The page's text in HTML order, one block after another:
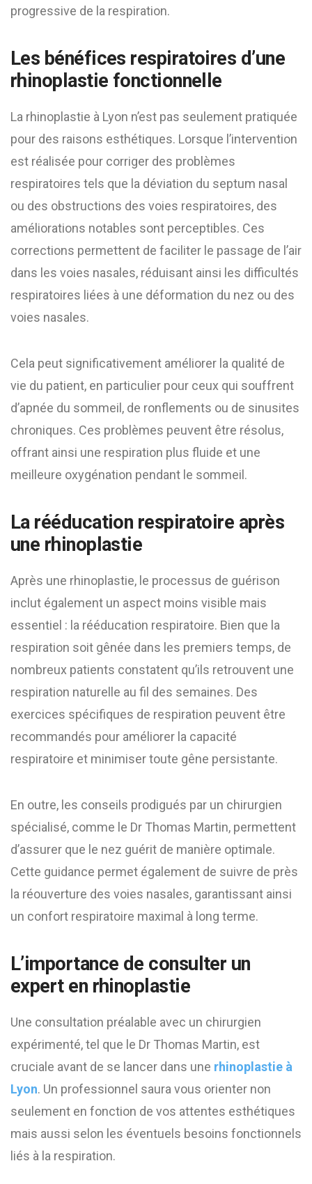
progressive de la respiration.
Les bénéfices respiratoires d’une
rhinoplastie fonctionnelle
La rhinoplastie à Lyon n’est pas seulement pratiquée
pour des raisons esthétiques. Lorsque l’intervention
est réalisée pour corriger des problèmes
respiratoires tels que la déviation du septum nasal
ou des obstructions des voies respiratoires, des
améliorations notables sont perceptibles. Ces
corrections permettent de faciliter le passage de l’air
dans les voies nasales, réduisant ainsi les difficultés
respiratoires liées à une déformation du nez ou des
voies nasales.
Cela peut significativement améliorer la qualité de
vie du patient, en particulier pour ceux qui souffrent
d’apnée du sommeil, de ronflements ou de sinusites
chroniques. Ces problèmes peuvent être résolus,
offrant ainsi une respiration plus fluide et une
meilleure oxygénation pendant le sommeil.
La rééducation respiratoire après
une rhinoplastie
Après une rhinoplastie, le processus de guérison
inclut également un aspect moins visible mais
essentiel : la rééducation respiratoire. Bien que la
respiration soit gênée dans les premiers temps, de
nombreux patients constatent qu’ils retrouvent une
respiration naturelle au fil des semaines. Des
exercices spécifiques de respiration peuvent être
recommandés pour améliorer la capacité
respiratoire et minimiser toute gêne persistante.
En outre, les conseils prodigués par un chirurgien
spécialisé, comme le Dr Thomas Martin, permettent
d’assurer que le nez guérit de manière optimale.
Cette guidance permet également de suivre de près
la réouverture des voies nasales, garantissant ainsi
un confort respiratoire maximal à long terme.
L’importance de consulter un
expert en rhinoplastie
Une consultation préalable avec un chirurgien
expérimenté, tel que le Dr Thomas Martin, est
cruciale avant de se lancer dans une rhinoplastie à
Lyon. Un professionnel saura vous orienter non
seulement en fonction de vos attentes esthétiques
mais aussi selon les éventuels besoins fonctionnels
liés à la respiration.